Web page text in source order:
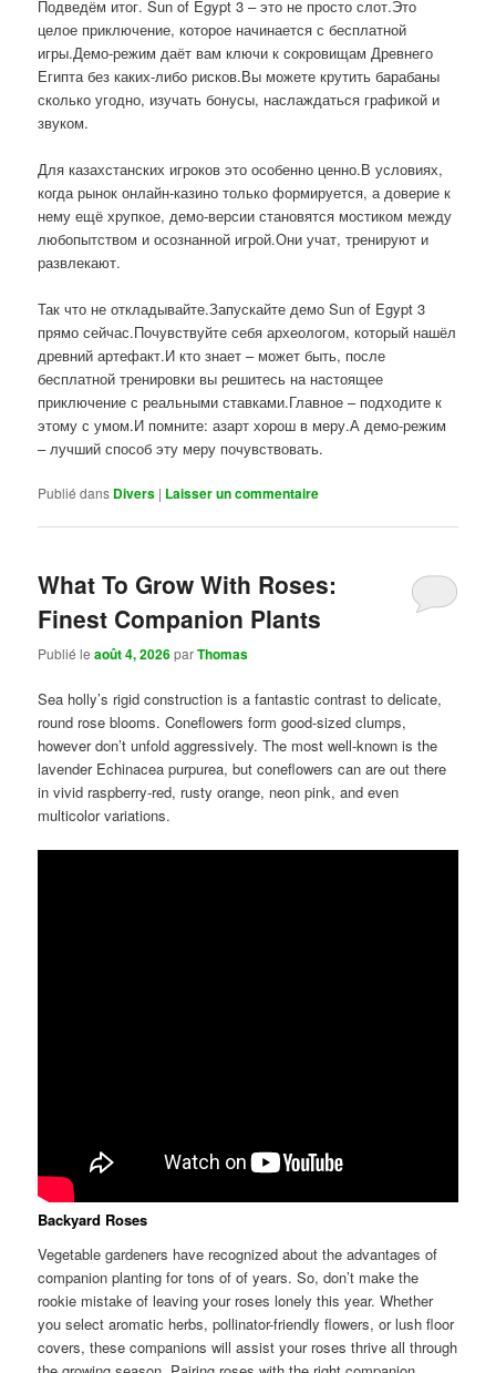
Подведём итог. Sun of Egypt 3 – это не просто слот.Это
целое приключение, которое начинается с бесплатной
игры.Демо-режим даёт вам ключи к сокровищам Древнего
Египта без каких-либо рисков.Вы можете крутить барабаны
сколько угодно, изучать бонусы, наслаждаться графикой и
звуком.
Для казахстанских игроков это особенно ценно.В условиях,
когда рынок онлайн-казино только формируется, а доверие к
нему ещё хрупкое, демо-версии становятся мостиком между
любопытством и осознанной игрой.Они учат, тренируют и
развлекают.
Так что не откладывайте.Запускайте демо Sun of Egypt 3
прямо сейчас.Почувствуйте себя археологом, который нашёл
древний артефакт.И кто знает – может быть, после
бесплатной тренировки вы решитесь на настоящее
приключение с реальными ставками.Главное – подходите к
этому с умом.И помните: азарт хорош в меру.А демо-режим
– лучший способ эту меру почувствовать.
Publié dans Divers | Laisser un commentaire
What To Grow With Roses:
Finest Companion Plants
Publié leaoût 4, 2026parThomas
Sea holly’s rigid construction is a fantastic contrast to delicate,
round rose blooms. Coneflowers form good-sized clumps,
however don’t unfold aggressively. The most well-known is the
lavender Echinacea purpurea, but coneflowers can are out there
in vivid raspberry-red, rusty orange, neon pink, and even
multicolor variations.
Backyard Roses
Vegetable gardeners have recognized about the advantages of
companion planting for tons of of years. So, don’t make the
rookie mistake of leaving your roses lonely this year. Whether
you select aromatic herbs, pollinator-friendly flowers, or lush floor
covers, these companions will assist your roses thrive all through